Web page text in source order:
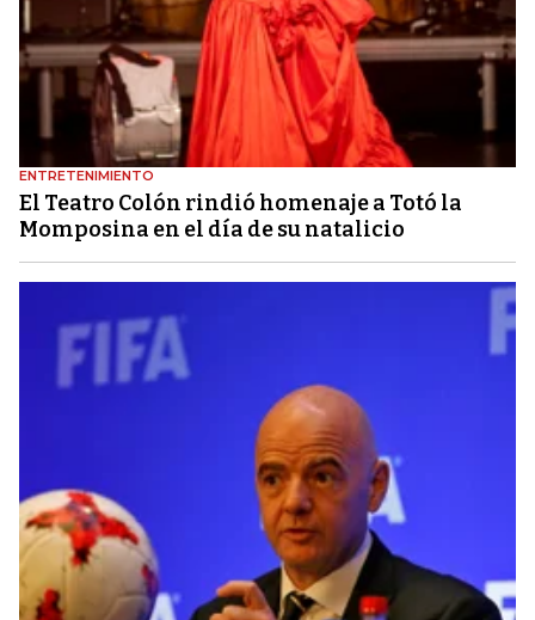
ENTRETENIMIENTO
El Teatro Colón rindió homenaje a Totó la
Momposina en el día de su natalicio